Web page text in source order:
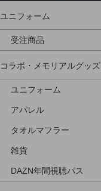
ユニフォーム
受注商品
コラボ・メモリアルグッズ
ユニフォーム
アパレル
タオルマフラー
雑貨
DAZN年間視聴パス